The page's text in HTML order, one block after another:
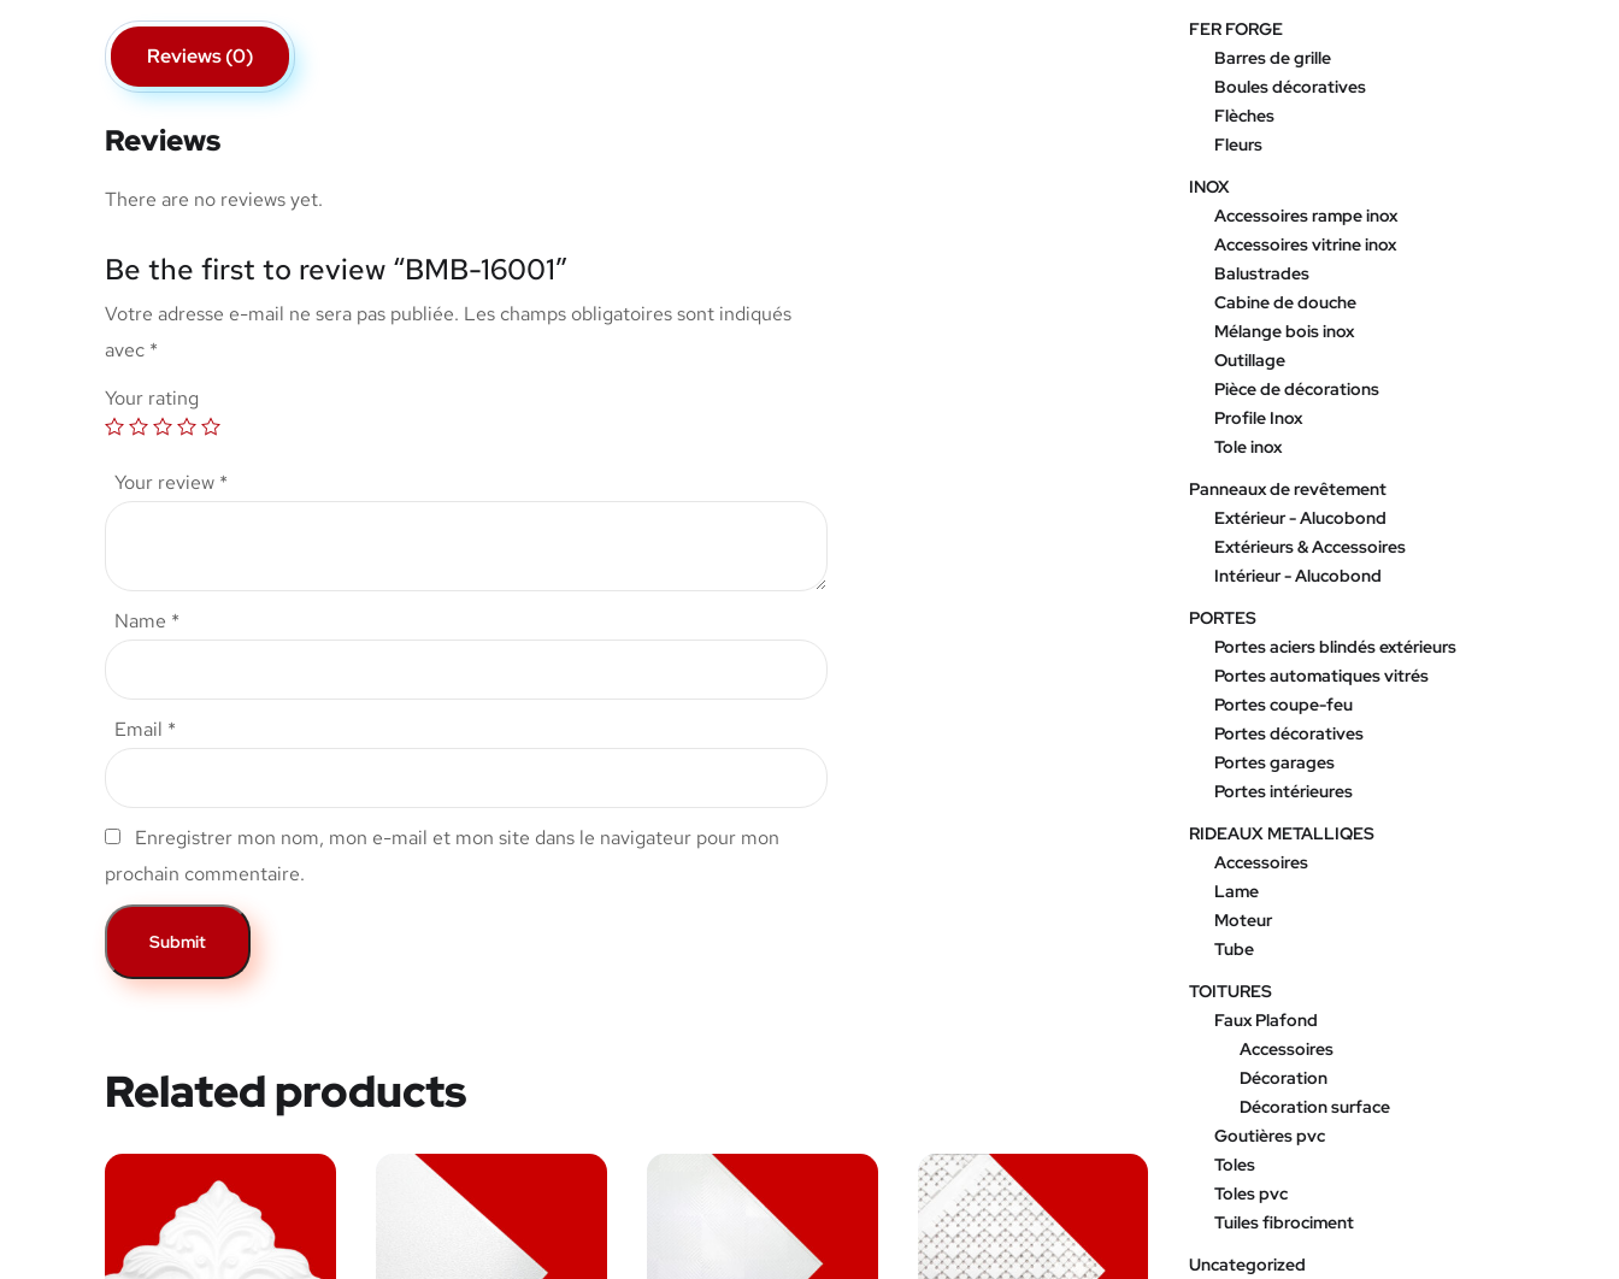
Reviews (0)
Reviews
There are no reviews yet.
Be the first to review “BMB-16001”
Votre adresse e-mail ne sera pas publiée. Les champs obligatoires sont indiqués
avec *
Your rating
Your review *
Name *
Email *
Enregistrer mon nom, mon e-mail et mon site dans le navigateur pour mon
prochain commentaire.
Related products
FER FORGE
Barres de grille
Boules décoratives
Flèches
Fleurs
INOX
Accessoires rampe inox
Accessoires vitrine inox
Balustrades
Cabine de douche
Mélange bois inox
Outillage
Pièce de décorations
Profile Inox
Tole inox
Panneaux de revêtement
Extérieur - Alucobond
Extérieurs & Accessoires
Intérieur - Alucobond
PORTES
Portes aciers blindés extérieurs
Portes automatiques vitrés
Portes coupe-feu
Portes décoratives
Portes garages
Portes intérieures
RIDEAUX METALLIQES
Accessoires
Lame
Moteur
Tube
TOITURES
Faux Plafond
Accessoires
Décoration
Décoration surface
Goutières pvc
Toles
Toles pvc
Tuiles fibrociment
Uncategorized